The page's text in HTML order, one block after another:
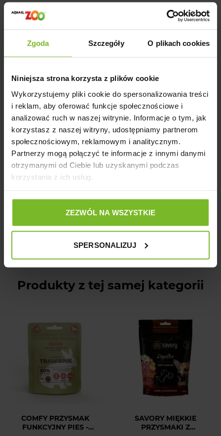
Zgoda Szczegóły O plikach cookies
Niniejsza strona korzysta z plików cookie
Wykorzystujemy pliki cookie do spersonalizowania treści
i reklam, aby oferować funkcje społecznościowe i
analizować ruch w naszej witrynie. Informacje o tym, jak
korzystasz z naszej witryny, udostępniamy partnerom
społecznościowym, reklamowym i analitycznym.
Partnerzy mogą połączyć te informacje z innymi danymi
otrzymanymi od Ciebie lub uzyskanymi podczas
korzystania z ich usług.
ZEZWÓL NA WSZYSTKIE
SPERSONALIZUJ
Pytania i odpowiedzi (0)
Produkty z tej samej kategorii
COMFY PRZYSMAK
FUNKCYJNY PIES -
SAVORY MIĘKKIE
PRZYSMAKI Z